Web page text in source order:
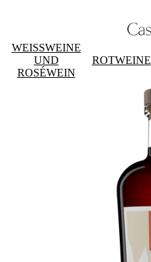
WEISSWEINE
UND
ROSÉWEIN
ROTWEINE